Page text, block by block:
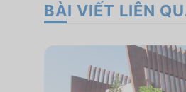
BÀI VIẾT LIÊN